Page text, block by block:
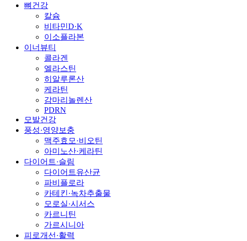
뼈건강
칼슘
비타민D·K
이소플라본
이너뷰티
콜라겐
엘라스틴
히알루론산
케라틴
감마리놀렌산
PDRN
모발건강
풍성·영양보충
맥주효모·비오틴
아미노산·케라틴
다이어트·슬림
다이어트유산균
파비플로라
카테킨·녹차추출물
모로실·시서스
카르니틴
가르시니아
피로개선·활력